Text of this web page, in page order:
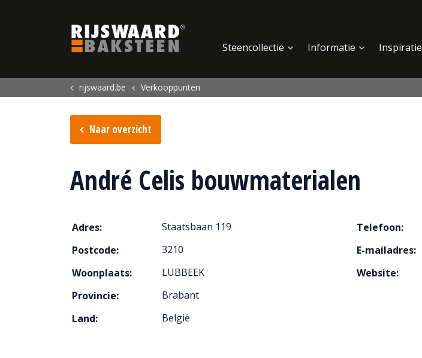
Steencollectie Informatie Inspiratie
rijswaard.be Verkooppunten
Naar overzicht
André Celis bouwmaterialen
Adres:
Staatsbaan 119
Postcode:
3210
Woonplaats:
LUBBEEK
Provincie:
Brabant
Land:
België
Telefoon:
E-mailadres:
Website: